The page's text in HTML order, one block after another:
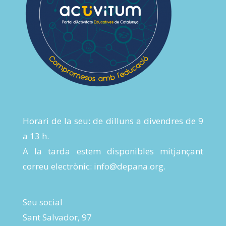
Horari de la seu: de dilluns a divendres de 9
a 13 h.
A la tarda estem disponibles mitjançant
correu electrònic: info@depana.org.
Seu social
Sant Salvador, 97